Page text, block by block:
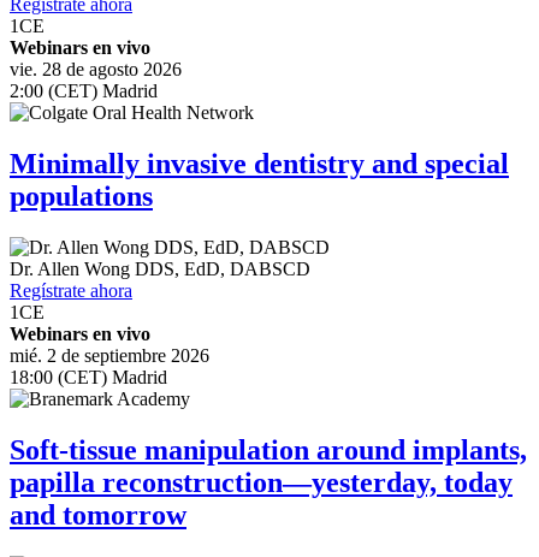
Regístrate ahora
1CE
Webinars en vivo
vie. 28 de agosto 2026
2:00 (CET) Madrid
Minimally invasive dentistry and special
populations
Dr. Allen Wong DDS, EdD, DABSCD
Regístrate ahora
1CE
Webinars en vivo
mié. 2 de septiembre 2026
18:00 (CET) Madrid
Soft-tissue manipulation around implants,
papilla reconstruction—yesterday, today
and tomorrow